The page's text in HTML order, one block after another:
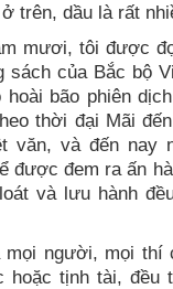
trên, dầu là rất
mươi, tôi được
sách của Bắc bộ
bão phiên
thời đại Mãi
văn, và đến nay
được đem ra ấn
và lưu hành
mọi người, mọi thí
hoặc tịnh tài, đều